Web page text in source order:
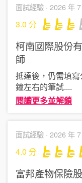
面試經驗 · 2026 年
3.0 分
柯南國際股份
師
抵達後，仍需填
鐘左右的筆試....
閱讀更多並解鎖
面試經驗 · 2026 年
4.0 分
富邦產物保險